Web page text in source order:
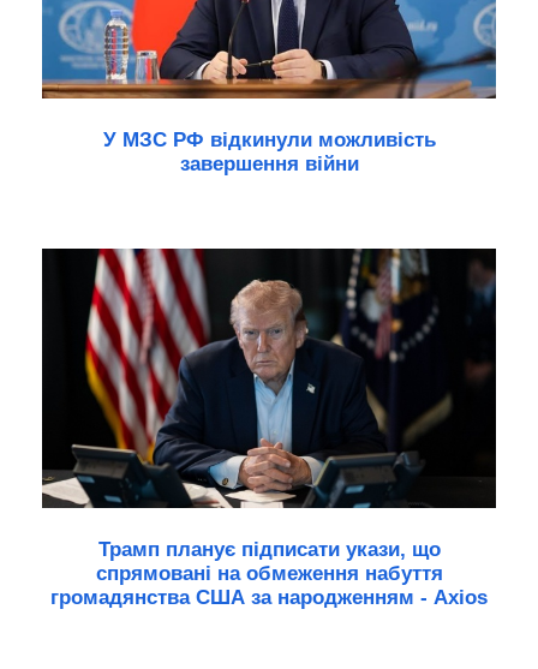
У МЗС РФ відкинули можливість
завершення війни
Трамп планує підписати укази, що
спрямовані на обмеження набуття
громадянства США за народженням - Axios